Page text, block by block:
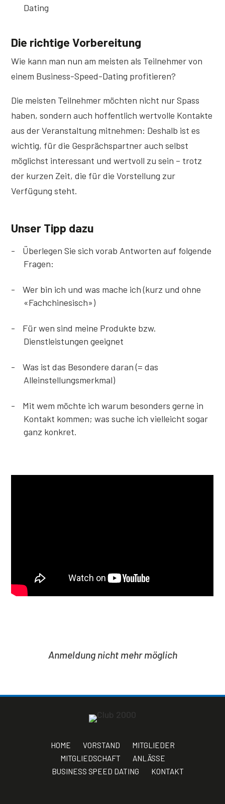
Dating
Die richtige Vorbereitung
Wie kann man nun am meisten als Teilnehmer von
einem Business-Speed-Dating profitieren?
Die meisten Teilnehmer möchten nicht nur Spass
haben, sondern auch hoffentlich wertvolle Kontakte
aus der Veranstaltung mitnehmen: Deshalb ist es
wichtig, für die Gesprächspartner auch selbst
möglichst interessant und wertvoll zu sein – trotz
der kurzen Zeit, die für die Vorstellung zur
Verfügung steht.
Unser Tipp dazu
Überlegen Sie sich vorab Antworten auf folgende
Fragen:
Wer bin ich und was mache ich (kurz und ohne
«Fachchinesisch»)
Für wen sind meine Produkte bzw.
Dienstleistungen geeignet
Was ist das Besondere daran (= das
Alleinstellungsmerkmal)
Mit wem möchte ich warum besonders gerne in
Kontakt kommen; was suche ich vielleicht sogar
ganz konkret.
Anmeldung nicht mehr möglich
HOME VORSTAND
MITGLIEDER
MITGLIEDSCHAFT
ANLÄSSE
BUSINESS SPEED DATING
KONTAKT